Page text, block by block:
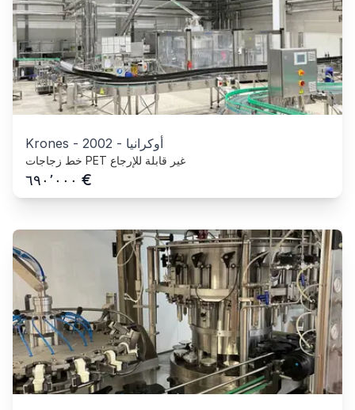
Krones - 2002 - أوكرانيا
خط زجاجات PET غير قابلة للإرجاع
٦٩٠٬٠٠٠ €